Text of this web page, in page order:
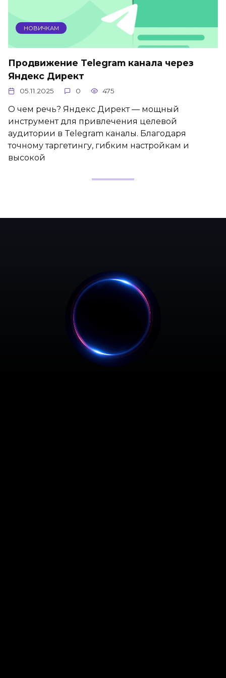
НОВИЧКАМ
Продвижение Telegram канала через
Яндекс Директ
05.11.2025 0 475
О чем речь? Яндекс Директ — мощный
инструмент для привлечения целевой
аудитории в Telegram каналы. Благодаря
точному таргетингу, гибким настройкам и
высокой